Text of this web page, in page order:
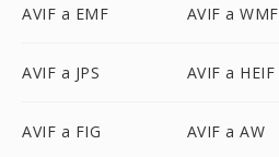
AVIF a EMF AVIF a WMF
AVIF a JPS AVIF a HEIF
AVIF a FIG AVIF a AW